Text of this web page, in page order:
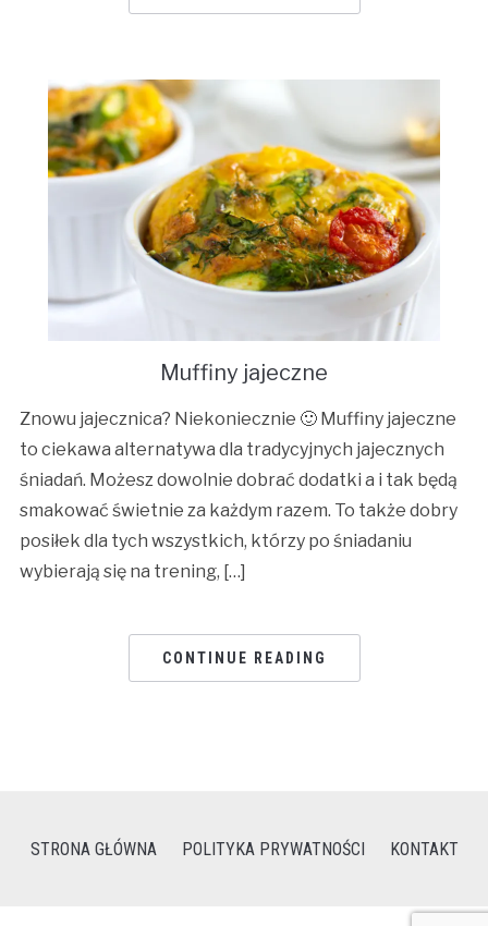
Muffiny jajeczne
Znowu jajecznica? Niekoniecznie 🙂 Muffiny jajeczne
to ciekawa alternatywa dla tradycyjnych jajecznych
śniadań. Możesz dowolnie dobrać dodatki a i tak będą
smakować świetnie za każdym razem. To także dobry
posiłek dla tych wszystkich, którzy po śniadaniu
wybierają się na trening, […]
CONTINUE READING
STRONA GŁÓWNA POLITYKA PRYWATNOŚCI KONTAKT